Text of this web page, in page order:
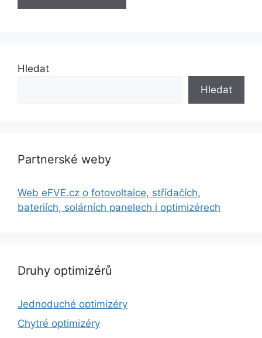
Hledat
Hledat
Partnerské weby
Web eFVE.cz o fotovoltaice, střídačích,
bateriích, solárních panelech i optimizérech
Druhy optimizérů
Jednoduché optimizéry
Chytré optimizéry